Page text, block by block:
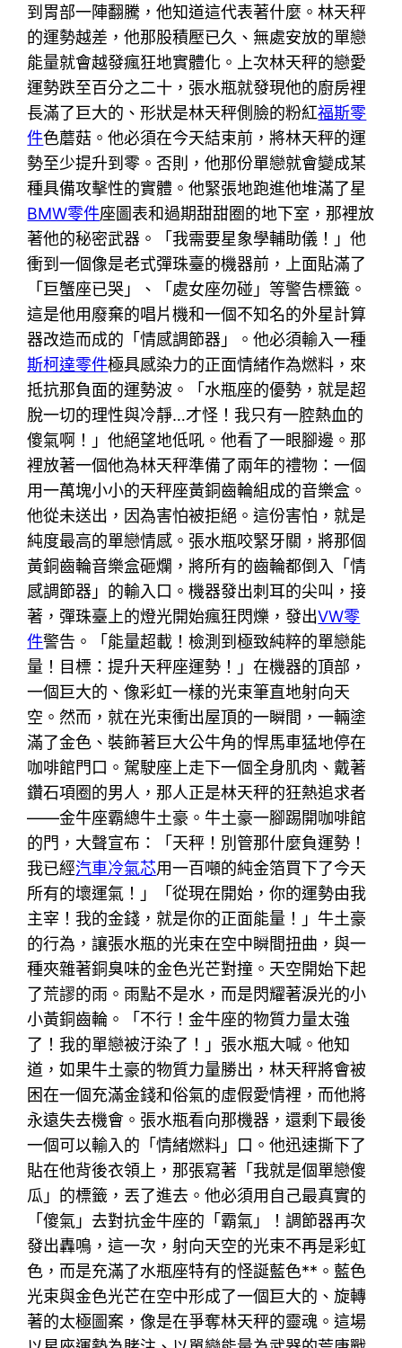
到胃部一陣翻騰，他知道這代表著什麼。林天秤
的運勢越差，他那股積壓已久、無處安放的單戀
能量就會越發瘋狂地實體化。上次林天秤的戀愛
運勢跌至百分之二十，張水瓶就發現他的廚房裡
長滿了巨大的、形狀是林天秤側臉的粉紅福斯零
件色蘑菇。他必須在今天結束前，將林天秤的運
勢至少提升到零。否則，他那份單戀就會變成某
種具備攻擊性的實體。他緊張地跑進他堆滿了星
BMW零件座圖表和過期甜甜圈的地下室，那裡放
著他的秘密武器。「我需要星象學輔助儀！」他
衝到一個像是老式彈珠臺的機器前，上面貼滿了
「巨蟹座已哭」、「處女座勿碰」等警告標籤。
這是他用廢棄的唱片機和一個不知名的外星計算
器改造而成的「情感調節器」。他必須輸入一種
斯柯達零件極具感染力的正面情緒作為燃料，來
抵抗那負面的運勢波。「水瓶座的優勢，就是超
脫一切的理性與冷靜…才怪！我只有一腔熱血的
傻氣啊！」他絕望地低吼。他看了一眼腳邊。那
裡放著一個他為林天秤準備了兩年的禮物：一個
用一萬塊小小的天秤座黃銅齒輪組成的音樂盒。
他從未送出，因為害怕被拒絕。這份害怕，就是
純度最高的單戀情感。張水瓶咬緊牙關，將那個
黃銅齒輪音樂盒砸爛，將所有的齒輪都倒入「情
感調節器」的輸入口。機器發出刺耳的尖叫，接
著，彈珠臺上的燈光開始瘋狂閃爍，發出VW零
件警告。「能量超載！檢測到極致純粹的單戀能
量！目標：提升天秤座運勢！」在機器的頂部，
一個巨大的、像彩虹一樣的光束筆直地射向天
空。然而，就在光束衝出屋頂的一瞬間，一輛塗
滿了金色、裝飾著巨大公牛角的悍馬車猛地停在
咖啡館門口。駕駛座上走下一個全身肌肉、戴著
鑽石項圈的男人，那人正是林天秤的狂熱追求者
——金牛座霸總牛土豪。牛土豪一腳踢開咖啡館
的門，大聲宣布：「天秤！別管那什麼負運勢！
我已經汽車冷氣芯用一百噸的純金箔買下了今天
所有的壞運氣！」「從現在開始，你的運勢由我
主宰！我的金錢，就是你的正面能量！」牛土豪
的行為，讓張水瓶的光束在空中瞬間扭曲，與一
種夾雜著銅臭味的金色光芒對撞。天空開始下起
了荒謬的雨。雨點不是水，而是閃耀著淚光的小
小黃銅齒輪。「不行！金牛座的物質力量太強
了！我的單戀被汙染了！」張水瓶大喊。他知
道，如果牛土豪的物質力量勝出，林天秤將會被
困在一個充滿金錢和俗氣的虛假愛情裡，而他將
永遠失去機會。張水瓶看向那機器，還剩下最後
一個可以輸入的「情緒燃料」口。他迅速撕下了
貼在他背後衣領上，那張寫著「我就是個單戀傻
瓜」的標籤，丟了進去。他必須用自己最真實的
「傻氣」去對抗金牛座的「霸氣」！調節器再次
發出轟鳴，這一次，射向天空的光束不再是彩虹
色，而是充滿了水瓶座特有的怪誕藍色**。藍色
光束與金色光芒在空中形成了一個巨大的、旋轉
著的太極圖案，像是在爭奪林天秤的靈魂。這場